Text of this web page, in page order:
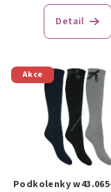
Detail
Akce
Podkolenky